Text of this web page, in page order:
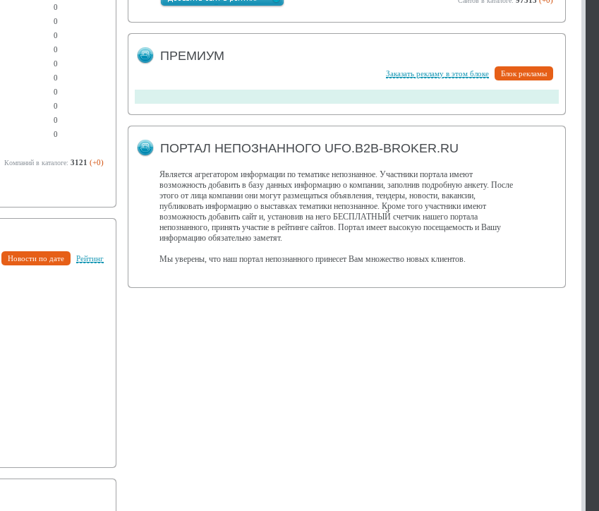
0
0
0
0
0
0
0
0
0
0
Компаний в каталоге: 3121 (+0)
Новости по дате Рейтинг
ПРЕМИУМ
Заказать рекламу в этом блоке Блок рекламы
ПОРТАЛ НЕПОЗНАННОГО UFO.B2B-BROKER.RU
Является агрегатором информации по тематике непознанное. Участники портала имеют
возможность добавить в базу данных информацию о компании, заполнив подробную анкету. После
этого от лица компании они могут размещаться объявления, тендеры, новости, вакансии,
публиковать информацию о выставках тематики непознанное. Кроме того участники имеют
возможность добавить сайт и, установив на него БЕСПЛАТНЫЙ счетчик нашего портала
непознанного, принять участие в рейтинге сайтов. Портал имеет высокую посещаемость и Вашу
информацию обязательно заметят.
Мы уверены, что наш портал непознанного принесет Вам множество новых клиентов.